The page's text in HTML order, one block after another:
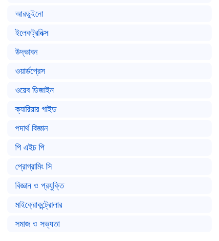
আরডুইনো
ইলেকট্রনিক্স
উদ্ভাবন
ওয়ার্ডপ্রেস
ওয়েব ডিজাইন
ক্যারিয়ার গাইড
পদার্থ বিজ্ঞান
পি এইচ পি
প্রোগ্রামিং সি
বিজ্ঞান ও প্রযুক্তি
মাইক্রোকন্ট্রোলার
সমাজ ও সভ্যতা